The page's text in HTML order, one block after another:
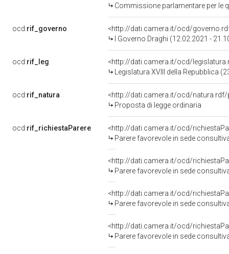
Commissione parlamentare per le
ocd:rif_governo
<http://dati.camera.it/ocd/
I Governo Draghi (12.02.2021 -
ocd:rif_leg
<http://dati.camera.it/ocd/
Legislatura XVIII della Repubblica
ocd:rif_natura
<http://dati.camera.it/ocd/natura.rdf/
Proposta di legge ordinaria
ocd:rif_richiestaParere
<http://dati.camera.it/ocd/
Parere favorevole in sede
<http://dati.camera.it/ocd/
Parere favorevole in sede
<http://dati.camera.it/ocd/
Parere favorevole in sede
<http://dati.camera.it/ocd/
Parere favorevole in sede